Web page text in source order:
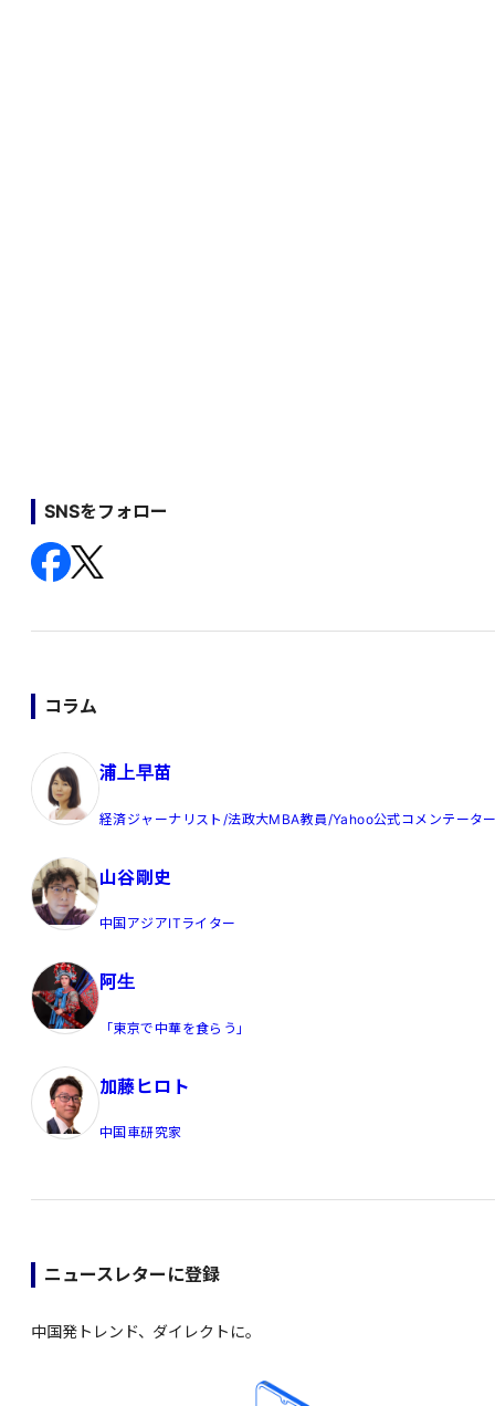
SNSをフォロー
コラム
浦上早苗
経済ジャーナリスト/法政大MBA教員/Yahoo公式コメンテータ
山谷剛史
中国アジアITライター
阿生
「東京で中華を食らう」
加藤ヒロト
中国車研究家
ニュースレターに登録
中国発トレンド、ダイレクトに。